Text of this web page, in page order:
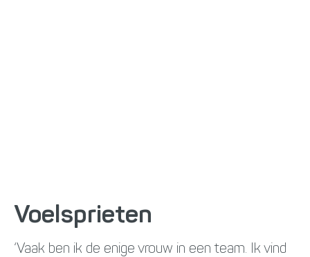
Voelsprieten
‘Vaak ben ik de enige vrouw in een team. Ik vind